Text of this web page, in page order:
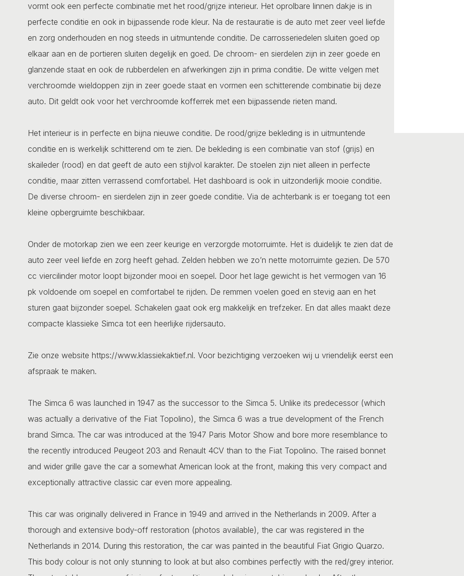
vormt ook een perfecte combinatie met het rood/grijze interieur. Het oprolbare linnen dakje is in
perfecte conditie en ook in bijpassende rode kleur. Na de restauratie is de auto met zeer veel liefde
en zorg onderhouden en nog steeds in uitmuntende conditie. De carrosseriedelen sluiten goed op
elkaar aan en de portieren sluiten degelijk en goed. De chroom- en sierdelen zijn in zeer goede en
glanzende staat en ook de rubberdelen en afwerkingen zijn in prima conditie. De witte velgen met
verchroomde wieldoppen zijn in zeer goede staat en vormen een schitterende combinatie bij deze
auto. Dit geldt ook voor het verchroomde kofferrek met een bijpassende rieten mand.
Het interieur is in perfecte en bijna nieuwe conditie. De rood/grijze bekleding is in uitmuntende
conditie en is werkelijk schitterend om te zien. De bekleding is een combinatie van stof (grijs) en
skaileder (rood) en dat geeft de auto een stijlvol karakter. De stoelen zijn niet alleen in perfecte
conditie, maar zitten verrassend comfortabel. Het dashboard is ook in uitzonderlijk mooie conditie.
De diverse chroom- en sierdelen zijn in zeer goede conditie. Via de achterbank is er toegang tot een
kleine opbergruimte beschikbaar.
Onder de motorkap zien we een zeer keurige en verzorgde motorruimte. Het is duidelijk te zien dat de
auto zeer veel liefde en zorg heeft gehad. Zelden hebben we zo’n nette motorruimte gezien. De 570
cc viercilinder motor loopt bijzonder mooi en soepel. Door het lage gewicht is het vermogen van 16
pk voldoende om soepel en comfortabel te rijden. De remmen voelen goed en stevig aan en het
sturen gaat bijzonder soepel. Schakelen gaat ook erg makkelijk en trefzeker. En dat alles maakt deze
compacte klassieke Simca tot een heerlijke rijdersauto.
Zie onze website https://www.klassiekaktief.nl. Voor bezichtiging verzoeken wij u vriendelijk eerst een
afspraak te maken.
The Simca 6 was launched in 1947 as the successor to the Simca 5. Unlike its predecessor (which
was actually a derivative of the Fiat Topolino), the Simca 6 was a true development of the French
brand Simca. The car was introduced at the 1947 Paris Motor Show and bore more resemblance to
the recently introduced Peugeot 203 and Renault 4CV than to the Fiat Topolino. The raised bonnet
and wider grille gave the car a somewhat American look at the front, making this very compact and
exceptionally attractive classic car even more appealing.
This car was originally delivered in France in 1949 and arrived in the Netherlands in 2009. After a
thorough and extensive body-off restoration (photos available), the car was registered in the
Netherlands in 2014. During this restoration, the car was painted in the beautiful Fiat Grigio Quarzo.
This body colour is not only stunning to look at but also combines perfectly with the red/grey interior.